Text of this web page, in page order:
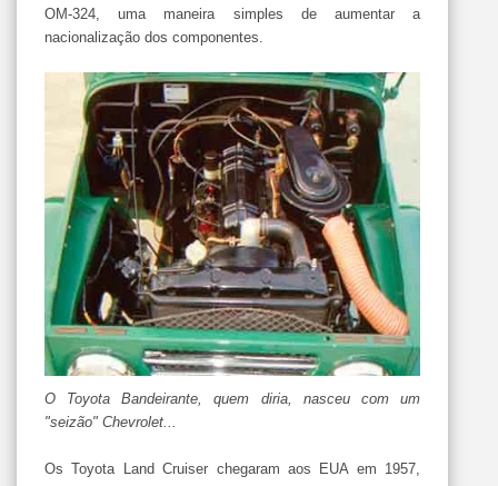
OM-324, uma maneira simples de aumentar a
nacionalização dos componentes.
O Toyota Bandeirante, quem diria, nasceu com um
"seizão" Chevrolet...
Os Toyota Land Cruiser chegaram aos EUA em 1957,